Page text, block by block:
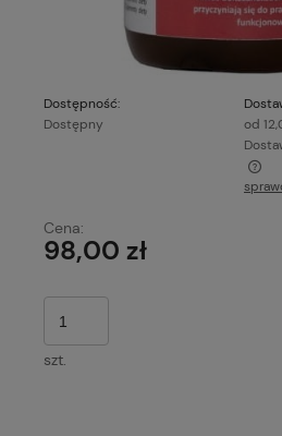
Dostępność:
Dostępny
od
Cena nie zawiera ewentualnych
Cena:
98,00 zł
szt.